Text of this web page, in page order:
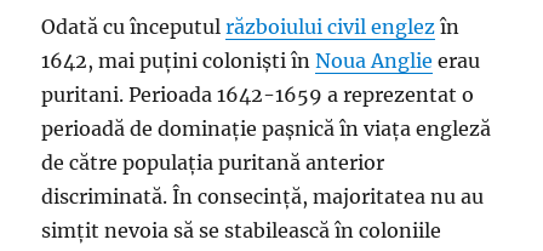
Odată cu începutulrăzboiului civil englez în
1642, mai puțini coloniști înNoua Anglie erau
puritani. Perioada 1642-1659 a reprezentat o
perioadă de dominație pașnică în viața engleză
de către populația puritană anterior
discriminată. În consecință, majoritatea nu au
simțit nevoia să se stabilească în coloniile